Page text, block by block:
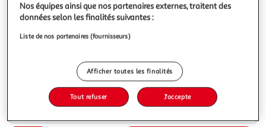
59,99€
Plus d'options
Vendu par Paris Prix
Livraison dès 5/6 jours
Livraison offerte
Plus d'options
Nos équipes ainsi que nos partenaires externes, traitent des
données selon les finalités suivantes :
Liste de nos partenaires (fournisseurs)
Afficher toutes les finalités
Tout refuser J'accepte